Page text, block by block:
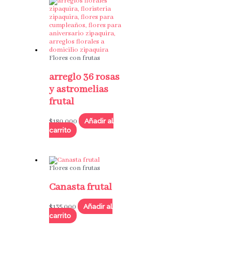
Flores con frutas
arreglo 36 rosas
y astromelias
frutal
$180,000
Añadir al
carrito
Flores con frutas
Canasta frutal
$135,000
Añadir al
carrito